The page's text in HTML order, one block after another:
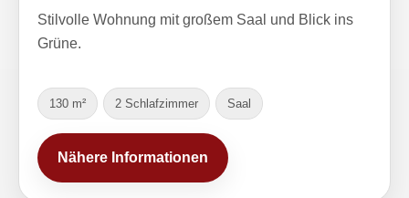
Stilvolle Wohnung mit großem Saal und Blick ins
Grüne.
130 m² 2 Schlafzimmer Saal
Nähere Informationen